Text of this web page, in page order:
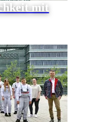
mit